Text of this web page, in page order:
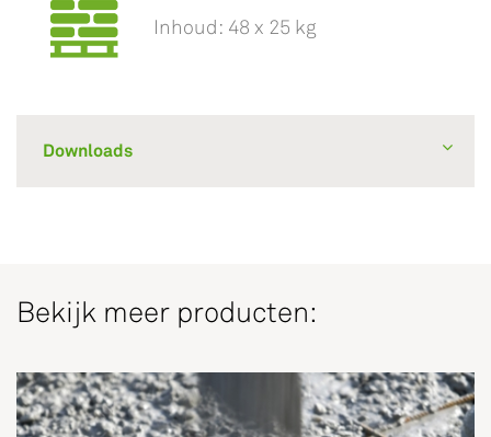
Inhoud: 48 x 25 kg
Downloads
Bekijk meer producten: